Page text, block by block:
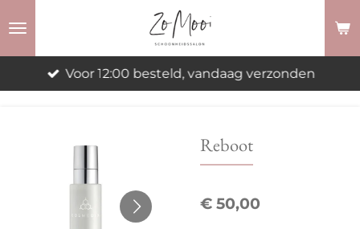
Voor 12:00 besteld, vandaag verzonden
Reboot
€ 50,00